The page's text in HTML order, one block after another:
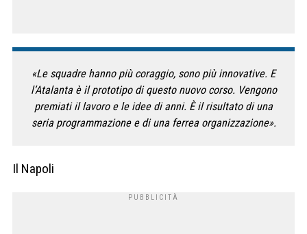
«Le squadre hanno più coraggio, sono più innovative. E
l’Atalanta è il prototipo di questo nuovo corso. Vengono
premiati il lavoro e le idee di anni. È il risultato di una
seria programmazione e di una ferrea organizzazione».
Il Napoli